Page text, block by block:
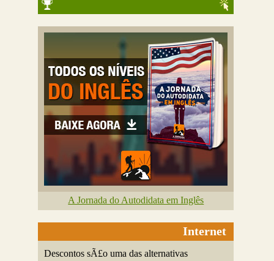
A Jornada do Autodidata em Inglês
Internet
Descontos sÃ£o uma das alternativas